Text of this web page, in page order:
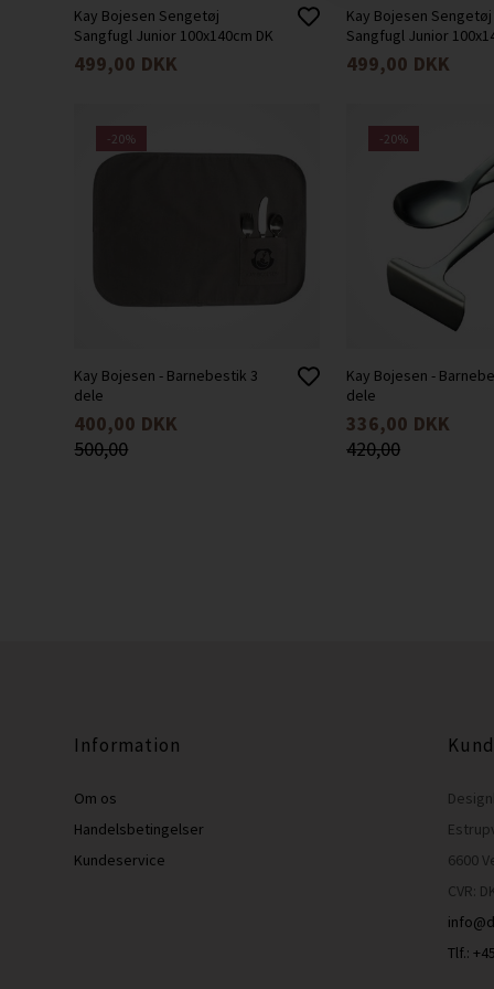
Kay Bojesen Sengetøj
Sangfugl Junior 100x140cm DK
499,00 DKK
Kay Bojesen Sengetøj
Sangfugl Junior
499,00 DKK
-20%
Kay Bojesen - Barnebestik 3
dele
400,00 DKK
500,00
-20%
Kay Bojesen -
dele
336,00 DKK
420,00
Information
Om os
Handelsbetingelser
Kundeservice
6600
CVR:
Tlf.: